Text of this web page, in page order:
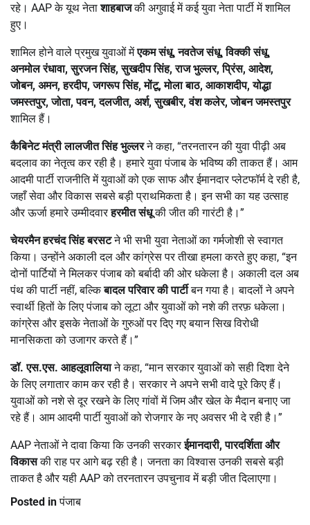
रहे। AAP के यूथ नेताशाहबाजकी अगुवाई में कई युवा नेता पार्टी में शामिल
हुए।
शामिल होने वाले प्रमुख युवाओं मेंएकम संधू,नवतेज संधू,विक्की संधू,
अनमोल रंधावा,सुरजन सिंह,सुखदीप सिंह,राज भुल्लर,प्रिंस, आदेश,
जोबन, अमन,हरदीप,जगरूप सिंह,मोंटू,मोला बाठ, आकाशदीप,योद्धा
जमस्तपुर,जोता,पवन,दलजीत, अर्श,सुखबीर,वंश कलेर,जोबन जमस्तपुर
शामिल हैं।
कैबिनेट मंत्री लालजीत सिंह भुल्लरने कहा, “तरनतारन की युवा पीढ़ी अब
बदलाव का नेतृत्व कर रही है। हमारे युवा पंजाब के भविष्य की ताकत हैं। आम
आदमी पार्टी राजनीति में युवाओं को एक साफ और ईमानदार प्लेटफॉर्म दे रही है,
जहाँ सेवा और विकास सबसे बड़ी प्राथमिकता है। इन सभी का यह उत्साह
और ऊर्जा हमारे उम्मीदवारहरमीत संधूकी जीत की गारंटी है।”
चेयरमैन हरचंद सिंह बरसटने भी सभी युवा नेताओं का गर्मजोशी से स्वागत
किया। उन्होंने अकाली दल और कांग्रेस पर तीखा हमला करते हुए कहा, “इन
दोनों पार्टियों ने मिलकर पंजाब को बर्बादी की ओर धकेला है। अकाली दल अब
पंथ की पार्टी नहीं, बल्किबादल परिवार की पार्टीबन गया है। बादलों ने अपने
स्वार्थी हितों के लिए पंजाब को लूटा और युवाओं को नशे की तरफ़ धकेला।
कांग्रेस और इसके नेताओं के गुरुओं पर दिए गए बयान सिख विरोधी
मानसिकता को उजागर करते हैं।”
डॉ. एस.एस. आहलूवालियाने कहा, “मान सरकार युवाओं को सही दिशा देने
के लिए लगातार काम कर रही है। सरकार ने अपने सभी वादे पूरे किए हैं।
युवाओं को नशे से दूर रखने के लिए गांवों में जिम और खेल के मैदान बनाए जा
रहे हैं। आम आदमी पार्टी युवाओं को रोजगार के नए अवसर भी दे रही है।”
AAP नेताओं ने दावा किया कि उनकी सरकारईमानदारी,पारदर्शिता और
विकासकी राह पर आगे बढ़ रही है। जनता का विश्वास उनकी सबसे बड़ी
ताकत है और यही AAP को तरनतारन उपचुनाव में बड़ी जीत दिलाएगा।
Posted inपंजाब